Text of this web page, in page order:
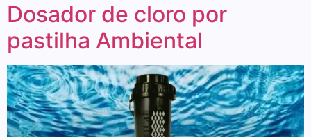
Dosador de cloro por
pastilha Ambiental